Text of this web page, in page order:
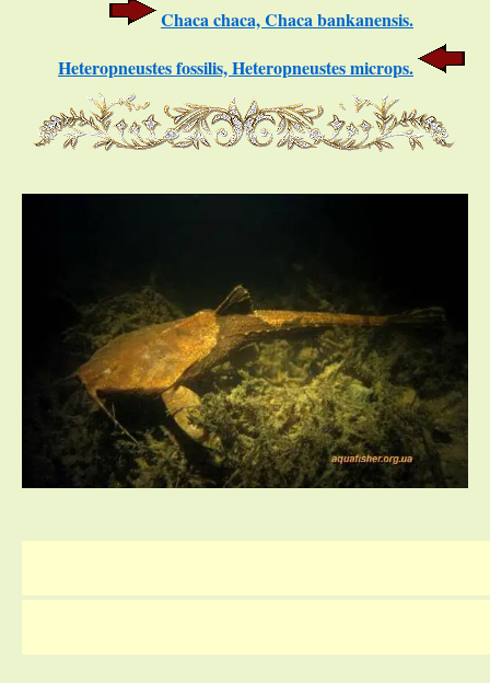
Chaca chaca, Chaca bankanensis.
Heteropneustes fossilis, Heteropneustes microps.